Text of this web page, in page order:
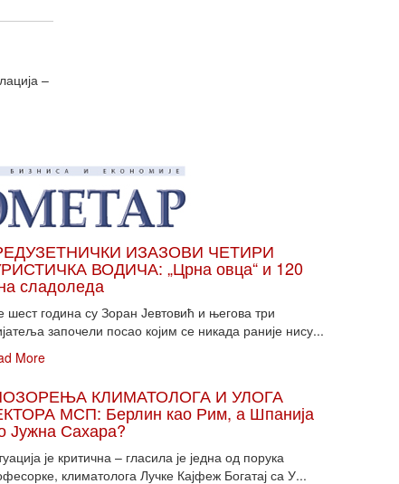
–
ИЗАЗОВИ ЧЕТИРИ
ВОДИЧА: „Црна овца“ и 120
сладоледа
шест година су Зоран Јевтовић и његова три
започели посао којим се никада раније нису...
More
КЛИМАТОЛОГА И УЛОГА
МСП: Берлин као Рим, а Шпанија
Јужна Сахара?
је критична – гласила је једна од порука
климатолога Лучке Кајфеж Богатај са У...